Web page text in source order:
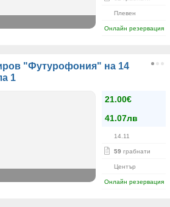
Плевен
Онлайн резервация
"Футурофония" на 14
1
21.00€
41.07лв
14.11
59 грабнати
Център
Онлайн резервация